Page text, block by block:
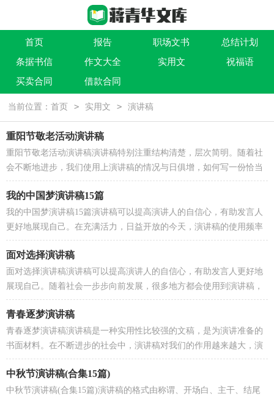
首页 报告 职场文书
总结计划
条据书信
作文大全 实用文
祝福语
买卖合同
借款合同
当前位置：首页 > 实用文 > 演讲稿
重阳节敬老活动演讲稿
重阳节敬老活动演讲稿演讲稿特别注重结构清楚，层次简明。随着社
会不断地进步，我们使用上演讲稿的情况与日俱增，如何写一份恰当
的演讲稿呢？以下是小编整理的重阳节敬老活动演讲稿...
我的中国梦演讲稿15篇
我的中国梦演讲稿15篇演讲稿可以提高演讲人的自信心，有助发言人
更好地展现自己。在充满活力，日益开放的今天，演讲稿的使用频率
越来越高，还是对演讲稿一筹莫展吗？以下是小编为大家...
面对选择演讲稿
面对选择演讲稿演讲稿可以提高演讲人的自信心，有助发言人更好地
展现自己。随着社会一步步向前发展，很多地方都会使用到演讲稿，
在写之前，可以先参考范文，以下是小编为大家整理的面...
青春逐梦演讲稿
青春逐梦演讲稿演讲稿是一种实用性比较强的文稿，是为演讲准备的
书面材料。在不断进步的社会中，演讲稿对我们的作用越来越大，演
讲稿的注意事项有许多，你确定会写吗？以下是小编精心...
中秋节演讲稿(合集15篇)
中秋节演讲稿(合集15篇)演讲稿的格式由称谓、开场白、主干、结尾